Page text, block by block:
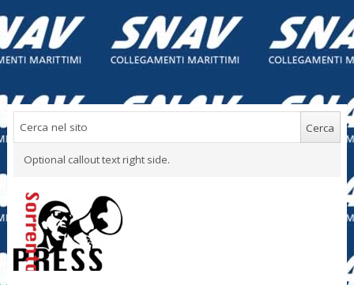
Optional callout text right side.